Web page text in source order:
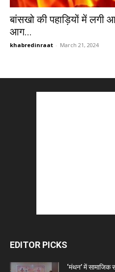
बांसखो की पहाड़ियों में लगी
आग...
khabredinraat - March 21, 2024
EDITOR PICKS
‘मंथन’ में सामाजिक